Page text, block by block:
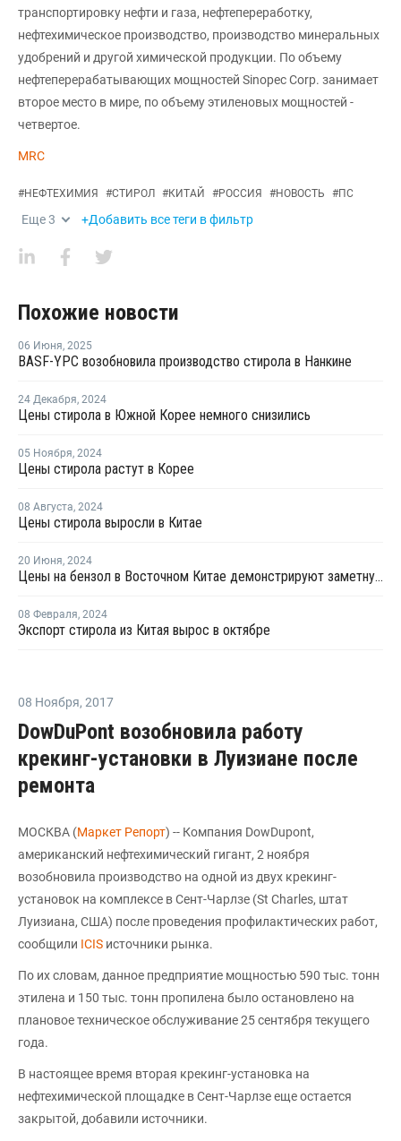
транспортировку нефти и газа, нефтепереработку,
нефтехимическое производство, производство минеральных
удобрений и другой химической продукции. По объему
нефтеперерабатывающих мощностей Sinopec Corp. занимает
второе место в мире, по объему этиленовых мощностей -
четвертое.
MRC
#НЕФТЕХИМИЯ #СТИРОЛ #КИТАЙ #РОССИЯ #НОВОСТЬ #ПС
Еще3 +Добавить все теги в фильтр
Похожие новости
06 Июня, 2025
BASF-YPC возобновила производство стирола в Нанкине
24 Декабря, 2024
Цены стирола в Южной Корее немного снизились
05 Ноября, 2024
Цены стирола растут в Корее
08 Августа, 2024
Цены стирола выросли в Китае
20 Июня, 2024
Цены на бензол в Восточном Китае демонстрируют заметную тенденцию к росту
08 Февраля, 2024
Экспорт стирола из Китая вырос в октябре
08 Ноября, 2017
DowDuPont возобновила работу
крекинг-установки в Луизиане после
ремонта
МОСКВА (Маркет Репорт) -- Компания DowDupont,
американский нефтехимический гигант, 2 ноября
возобновила производство на одной из двух крекинг-
установок на комплексе в Сент-Чарлзе (St Charles, штат
Луизиана, США) после проведения профилактических работ,
сообщили ICIS источники рынка.
По их словам, данное предприятие мощностью 590 тыс. тонн
этилена и 150 тыс. тонн пропилена было остановлено на
плановое техническое обслуживание 25 сентября текущего
года.
В настоящее время вторая крекинг-установка на
нефтехимической площадке в Сент-Чарлзе еще остается
закрытой, добавили источники.